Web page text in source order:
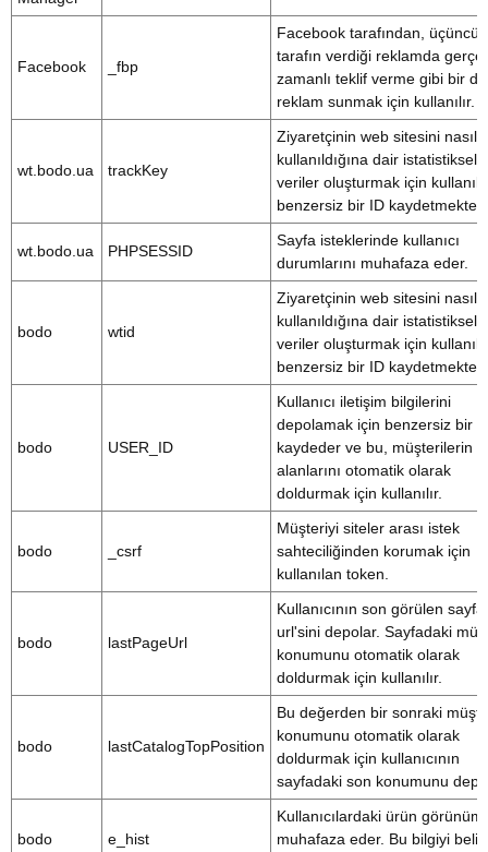
Facebook _fbp
Facebook tarafından, üçüncü
tarafın verdiği reklamda
zamanlı teklif verme gibi bir
reklam sunmak için kullanılır.
wt.bodo.ua trackKey
Ziyaretçinin web sitesini nasıl
kullanıldığına dair istatistiksel
veriler oluşturmak için
benzersiz bir ID
wt.bodo.ua PHPSESSID
Sayfa isteklerinde kullanıcı
durumlarını muhafaza eder.
bodo wtid
Ziyaretçinin web sitesini nasıl
kullanıldığına dair istatistiksel
veriler oluşturmak için
benzersiz bir ID
bodo USER_ID
Kullanıcı iletişim bilgilerini
depolamak için benzersiz bir
kaydeder ve bu, müşterilerin
alanlarını otomatik olarak
doldurmak için kullanılır.
bodo _csrf
Müşteriyi siteler arası istek
sahteciliğinden korumak için
kullanılan token.
bodo lastPageUrl
Kullanıcının son görülen sayfa
url'sini depolar. Sayfadaki
konumunu otomatik olarak
doldurmak için kullanılır.
bodo lastCatalogTopPosition
Bu değerden bir sonraki
konumunu otomatik olarak
doldurmak için kullanıcının
sayfadaki son konumunu
bodo e_hist
Kullanıcılardaki ürün
muhafaza eder. Bu bilgiyi